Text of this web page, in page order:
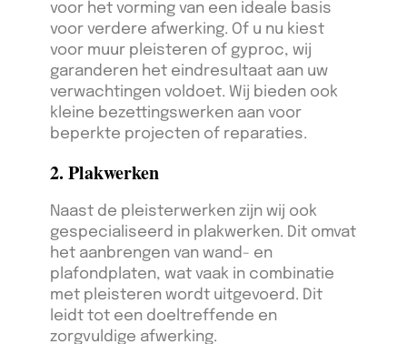
voor het vorming van een ideale basis
voor verdere afwerking. Of u nu kiest
voor muur pleisteren of gyproc, wij
garanderen het eindresultaat aan uw
verwachtingen voldoet. Wij bieden ook
kleine bezettingswerken aan voor
beperkte projecten of reparaties.
2. Plakwerken
Naast de pleisterwerken zijn wij ook
gespecialiseerd in plakwerken. Dit omvat
het aanbrengen van wand- en
plafondplaten, wat vaak in combinatie
met pleisteren wordt uitgevoerd. Dit
leidt tot een doeltreffende en
zorgvuldige afwerking.